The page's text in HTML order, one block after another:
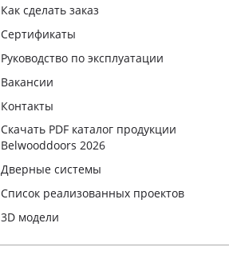
Как сделать заказ
Сертификаты
Pуководство по эксплуатации
Вакансии
Контакты
Скачать PDF каталог продукции
Belwooddoors 2026
Дверные системы
Список реализованных проектов
3D модели